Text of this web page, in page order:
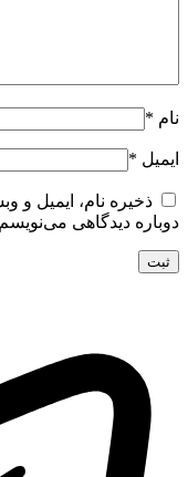
نام *
ایمیل *
ذخیره نام، ایمیل و
دوباره دیدگاهی